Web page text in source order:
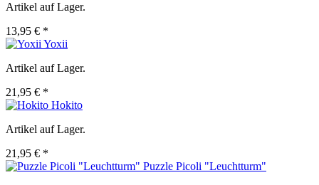
Artikel auf Lager.
13,95 € *
Yoxii
Artikel auf Lager.
21,95 € *
Hokito
Artikel auf Lager.
21,95 € *
Puzzle Picoli "Leuchtturm"